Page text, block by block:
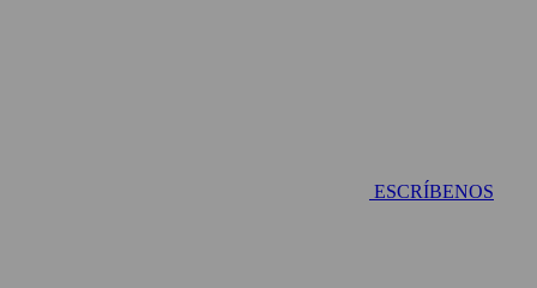
ESCRÍBENOS